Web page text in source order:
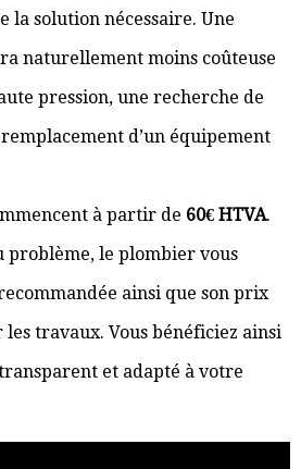
la solution nécessaire. Une
naturellement moins coûteuse
pression, une recherche de
d’un équipement
à partir de 60€ HTVA.
problème, le plombier vous
ainsi que son prix
les travaux. Vous bénéficiez ainsi
et adapté à votre